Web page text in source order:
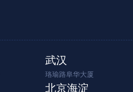
武汉
珞瑜路阜华大厦
北京海淀